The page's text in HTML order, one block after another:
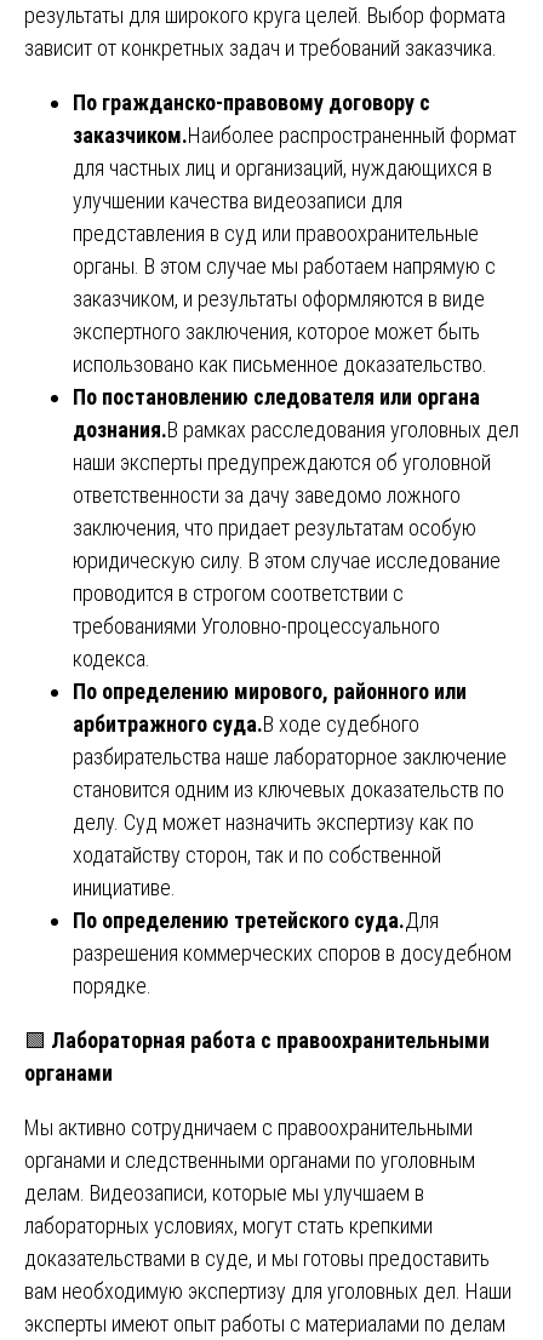
результаты для широкого круга целей. Выбор формата
зависит от конкретных задач и требований заказчика.
По гражданско-правовому договору с
заказчиком.Наиболее распространенный формат
для частных лиц и организаций, нуждающихся в
улучшении качества видеозаписи для
представления в суд или правоохранительные
органы. В этом случае мы работаем напрямую с
заказчиком, и результаты оформляются в виде
экспертного заключения, которое может быть
использовано как письменное доказательство.
По постановлению следователя или органа
дознания.В рамках расследования уголовных дел
наши эксперты предупреждаются об уголовной
ответственности за дачу заведомо ложного
заключения, что придает результатам особую
юридическую силу. В этом случае исследование
проводится в строгом соответствии с
требованиями Уголовно-процессуального
кодекса.
По определению мирового, районного или
арбитражного суда.В ходе судебного
разбирательства наше лабораторное заключение
становится одним из ключевых доказательств по
делу. Суд может назначить экспертизу как по
ходатайству сторон, так и по собственной
инициативе.
По определению третейского суда.Для
разрешения коммерческих споров в досудебном
порядке.
🟩 Лабораторная работа с правоохранительными
органами
Мы активно сотрудничаем с правоохранительными
органами и следственными органами по уголовным
делам. Видеозаписи, которые мы улучшаем в
лабораторных условиях, могут стать крепкими
доказательствами в суде, и мы готовы предоставить
вам необходимую экспертизу для уголовных дел. Наши
эксперты имеют опыт работы с материалами по делам